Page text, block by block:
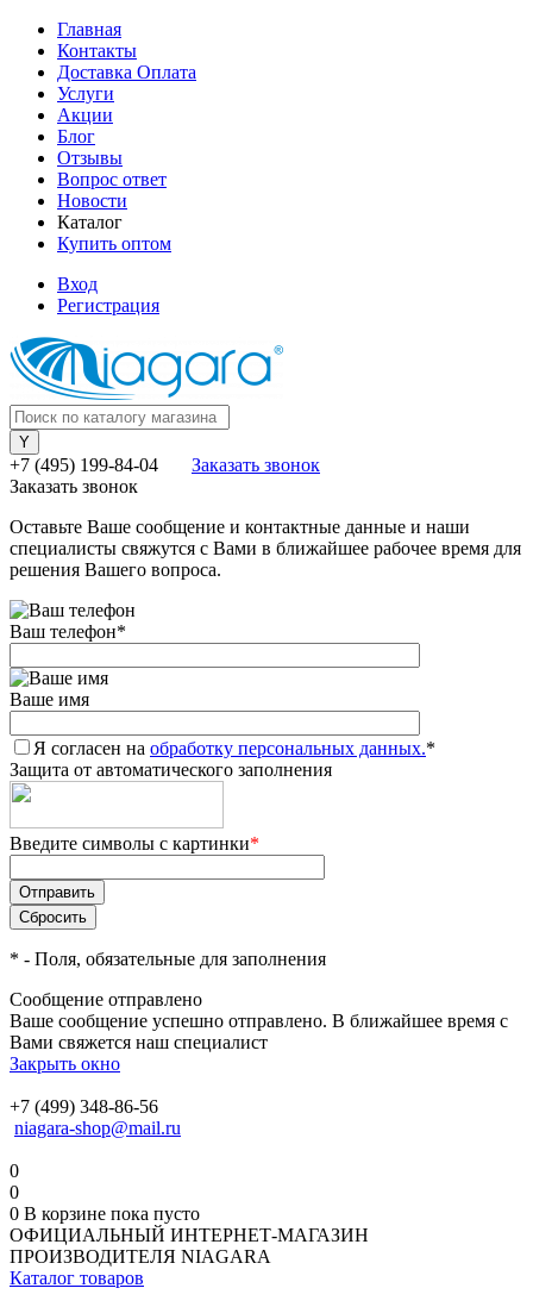
Главная
Контакты
Доставка Оплата
Услуги
Акции
Блог
Отзывы
Вопрос ответ
Новости
Каталог
Купить оптом
Вход
Регистрация
+7 (495) 199-84-04
Заказать звонок
Заказать звонок
Оставьте Ваше сообщение и контактные данные и наши
специалисты свяжутся с Вами в ближайшее рабочее время для
решения Вашего вопроса.
Ваш телефон*
Ваше имя
Я согласен на обработку персональных данных.*
Защита от автоматического заполнения
Введите символы с картинки*
* - Поля, обязательные для заполнения
Сообщение отправлено
Ваше сообщение успешно отправлено. В ближайшее время с
Вами свяжется наш специалист
Закрыть окно
+7 (499) 348-86-56
niagara-shop@mail.ru
0
0
0 В корзине пока пусто
ОФИЦИАЛЬНЫЙ ИНТЕРНЕТ-МАГАЗИН
ПРОИЗВОДИТЕЛЯ NIAGARA
Каталог товаров